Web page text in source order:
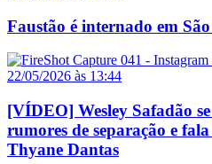
Faustão é internado em
22/05/2026 às 13:44
[VÍDEO] Wesley Safadão
rumores de separação e
Thyane Dantas